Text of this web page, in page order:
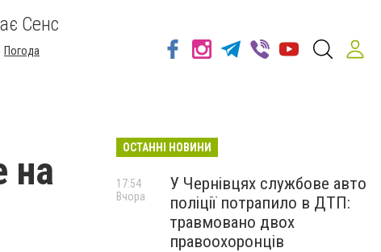
Сенс
Погода
на
ОСТАННІ НОВИНИ
У Чернівцях службове авто
поліції потрапило в ДТП:
травмовано двох
правоохоронців
17:54
Вчора